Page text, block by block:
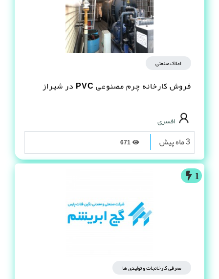
املاک صنعتی
فروش کارخانه چرم مصنوعى PVC در شیراز
افسری
3 ماه پیش
1
معرفی کارخانجات و تولیدی ها